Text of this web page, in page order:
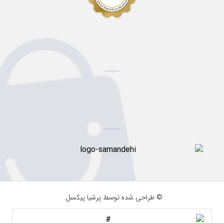
© طراحی شده توسط پرشیا پیکسل.